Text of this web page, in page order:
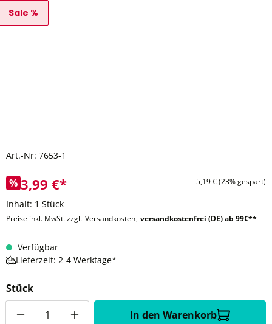
Sale %
Art.-Nr: 7653-1
% 3,99 €* 5,19 €(23% gespart)
Inhalt: 1 Stück
Preise inkl. MwSt. zzgl. Versandkosten, versandkostenfrei (DE) ab 99€**
Verfügbar
Lieferzeit: 2-4 Werktage*
Stück
In den Warenkorb